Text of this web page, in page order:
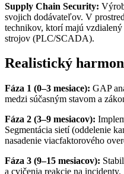
Supply Chain Security:
svojich dodávateľov. V
technikov, ktorí majú
strojov (PLC/SCADA).
Realistický
Fáza 1 (0–3 mesiace): GAP
medzi súčasným stavom a
Fáza 2 (3–9 mesiacov):
Segmentácia sietí (oddelenie
nasadenie viacfaktorového
Fáza 3 (9–15 mesiacov):
a cvičenia reakcie na incidenty.